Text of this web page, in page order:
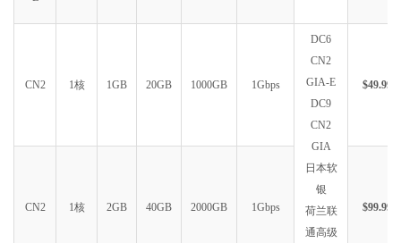
CN2 1核 1GB 20GB 1000GB 1Gbps
DC6
CN2
GIA-E
DC9
CN2
GIA
日本软
银
荷兰联
通高级
$49.99
CN2 1核 2GB 40GB 2000GB 1Gbps $99.99